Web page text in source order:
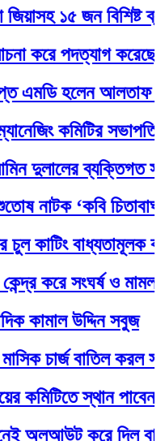
১৫ জন বিশিষ্ট
পদত্যাগ করেছেন
হলেন আলতাফ হুসাইন
কমিটির সভাপতি
ব্যক্তিগত
‘কবি চিতাবাঘ’
কাটিং বাধ্যতামূলক করেছে
করে সংঘর্ষ ও মামলা
উদ্দিন সবুজ
চার্জ বাতিল করল সরকার
স্থান পাবেন যারা
করে দিল